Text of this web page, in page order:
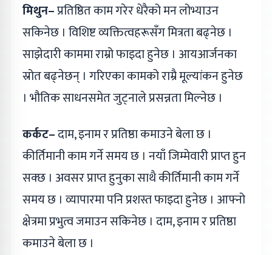
मिथुन–प्रतिष्ठित काम गरेर धेरैको मन लोभ्याउन
सकिनेछ । विशिष्ट व्यक्तित्वहरूसँग मित्रता बढ्नेछ ।
साझेदारी काममा राम्रो फाइदा हुनेछ । आयआर्जनका
स्रोत बढ्नेछन् । गरिएका कामको राम्रै मूल्यांकन हुनेछ
। भौतिक साधनसमेत जुट्नाले प्रसन्नता मिल्नेछ ।
कर्कट–दाम, इनाम र प्रतिष्ठा कमाउने बेला छ ।
कीर्तिमानी काम गर्ने समय छ । नयाँ जिम्मेवारी प्राप्त हुन
सक्छ । अवसर प्राप्त हुनुका साथै कीर्तिमानी काम गर्ने
समय छ । व्यापारमा पनि प्रशस्त फाइदा हुनेछ । आफ्नो
क्षेत्रमा प्रभुत्व जमाउन सकिनेछ । दाम, इनाम र प्रतिष्ठा
कमाउने बेला छ ।